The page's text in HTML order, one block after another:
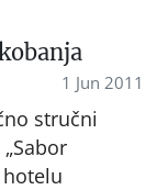
1 Jun 2011
stručni